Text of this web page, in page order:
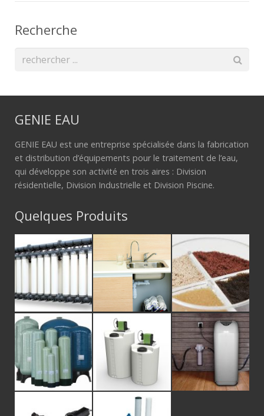
Recherche
GENIE EAU
GENIE EAU est une entreprise spécialisée dans la fabrication
et distribution d’équipements pour le traitement de l’eau,
qui développe son activité en trois aires : Division
résidentielle, Division Industrielle et Division Piscine.
Quelques Produits